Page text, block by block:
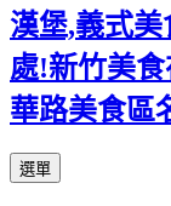
漢堡,義式
處!新竹美
華路美食區
選單